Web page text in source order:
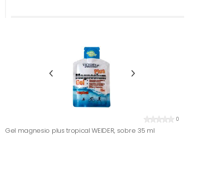
0
Gel magnesio plus tropical WEIDER, sobre 35 ml